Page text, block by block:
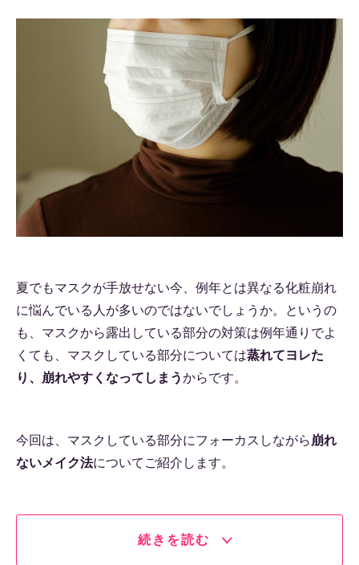
夏でもマスクが手放せない今、例年とは異なる化粧崩れ
に悩んでいる人が多いのではないでしょうか。というの
も、マスクから露出している部分の対策は例年通りでよ
くても、マスクしている部分については蒸れてヨレた
り、崩れやすくなってしまうからです。
今回は、マスクしている部分にフォーカスしながら 崩れ
ないメイク法についてご紹介します。
続きを読む